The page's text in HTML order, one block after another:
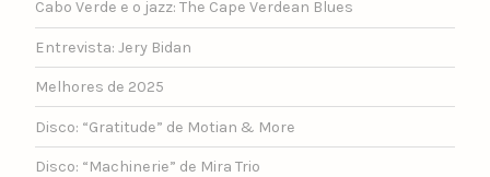
Cabo Verde e o jazz: The Cape Verdean Blues
Entrevista: Jery Bidan
Melhores de 2025
Disco: “Gratitude” de Motian & More
Disco: “Machinerie” de Mira Trio